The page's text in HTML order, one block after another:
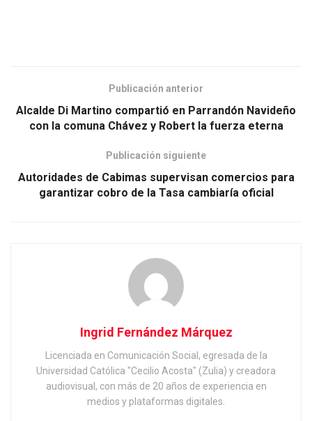
Publicación anterior
Alcalde Di Martino compartió en Parrandón Navideño
con la comuna Chávez y Robert la fuerza eterna
Publicación siguiente
Autoridades de Cabimas supervisan comercios para
garantizar cobro de la Tasa cambiaría oficial
Ingrid Fernández Márquez
Licenciada en Comunicación Social, egresada de la
Universidad Católica "Cecilio Acosta" (Zulia) y creadora
audiovisual, con más de 20 años de experiencia en
medios y plataformas digitales.